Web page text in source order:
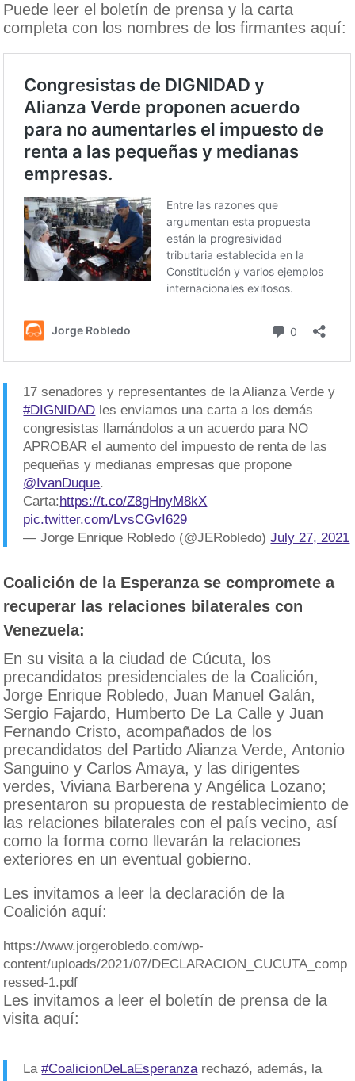
Puede leer el boletín de prensa y la carta
completa con los nombres de los firmantes aquí:
17 senadores y representantes de la Alianza Verde y
#DIGNIDAD les enviamos una carta a los demás
congresistas llamándolos a un acuerdo para NO
APROBAR el aumento del impuesto de renta de las
pequeñas y medianas empresas que propone
@IvanDuque.
Carta:https://t.co/Z8gHnyM8kX
pic.twitter.com/LvsCGvI629
— Jorge Enrique Robledo (@JERobledo)July 27, 2021
Coalición de la Esperanza se compromete a
recuperar las relaciones bilaterales con
Venezuela:
En su visita a la ciudad de Cúcuta, los
precandidatos presidenciales de la Coalición,
Jorge Enrique Robledo, Juan Manuel Galán,
Sergio Fajardo, Humberto De La Calle y Juan
Fernando Cristo, acompañados de los
precandidatos del Partido Alianza Verde, Antonio
Sanguino y Carlos Amaya, y las dirigentes
verdes, Viviana Barberena y Angélica Lozano;
presentaron su propuesta de restablecimiento de
las relaciones bilaterales con el país vecino, así
como la forma como llevarán la relaciones
exteriores en un eventual gobierno.
Les invitamos a leer la declaración de la
Coalición aquí:
https://www.jorgerobledo.com/wp-
content/uploads/2021/07/DECLARACION_CUCUTA_comp
ressed-1.pdf
Les invitamos a leer el boletín de prensa de la
visita aquí:
La#CoalicionDeLaEsperanzarechazó, además, la